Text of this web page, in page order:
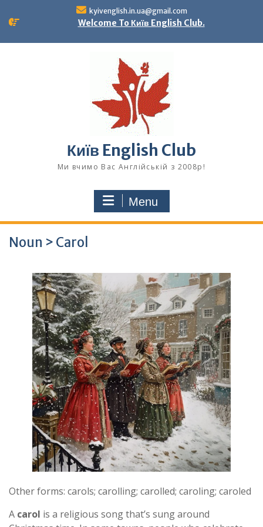
kyivenglish.in.ua@gmail.com
Welcome To Київ English Club.
Київ English Club
Ми вчимо Вас Англійській з 2008р!
Menu
Noun > Carol
Other forms: carols; carolling; carolled; caroling; caroled
A carol is a religious song that’s sung around